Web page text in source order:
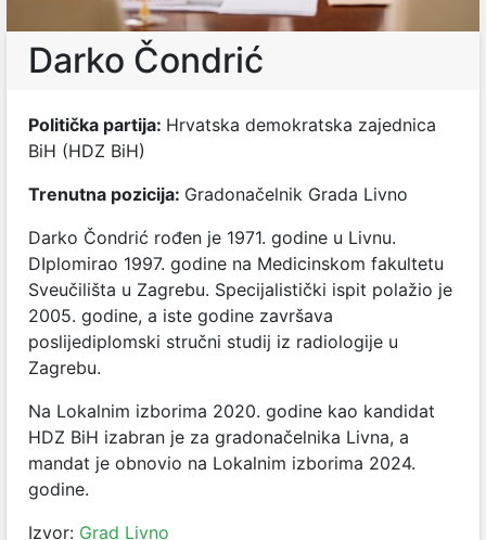
Darko Čondrić
Politička partija: Hrvatska demokratska zajednica
BiH (HDZ BiH)
Trenutna pozicija: Gradonačelnik Grada Livno
Darko Čondrić rođen je 1971. godine u Livnu.
DIplomirao 1997. godine na Medicinskom fakultetu
Sveučilišta u Zagrebu. Specijalistički ispit polažio je
2005. godine, a iste godine završava
poslijediplomski stručni studij iz radiologije u
Zagrebu.
Na Lokalnim izborima 2020. godine kao kandidat
HDZ BiH izabran je za gradonačelnika Livna, a
mandat je obnovio na Lokalnim izborima 2024.
godine.
Izvor: Grad Livno